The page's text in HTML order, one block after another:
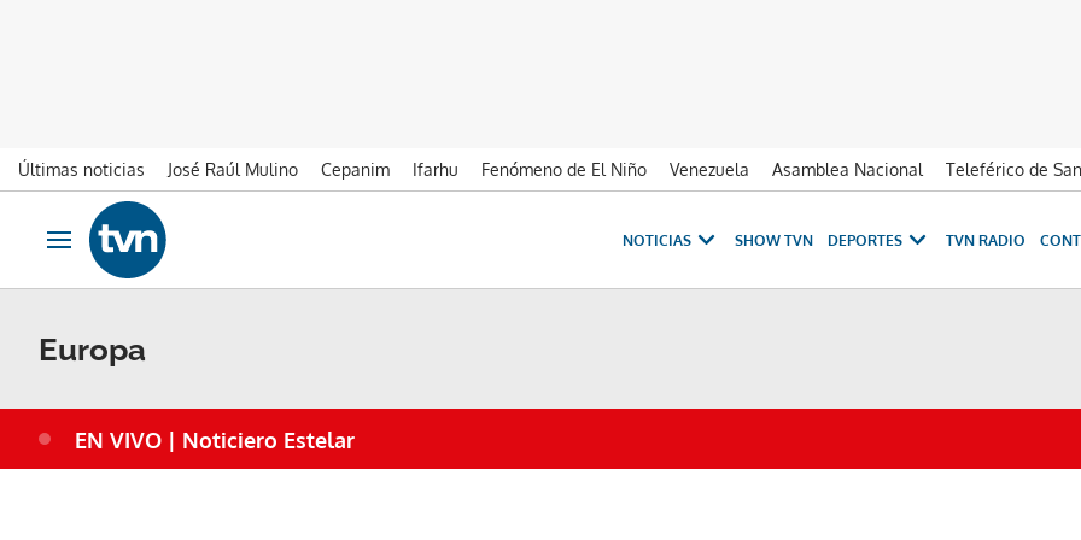
Últimas noticias José Raúl Mulino Cepanim Ifarhu Fenómeno de El Niño Venezuela Asamblea Nacional Teleférico de
Ir al contenido
Obrir navegació
NOTICIAS SHOW TVN DEPORTES TVN RADIO
Europa
EN VIVO | Noticiero Estelar